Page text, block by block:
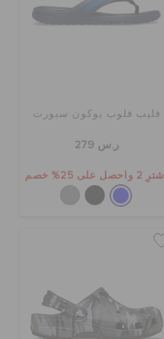
فليب فلوب يوكون سبورت
ر.س 279
اشترِ 2 واحصل على 25% خصم